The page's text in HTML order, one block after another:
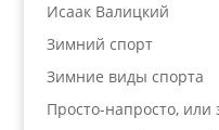
Исаак Валицкий
Зимний спорт
Зимние виды спорта
Просто-напросто,